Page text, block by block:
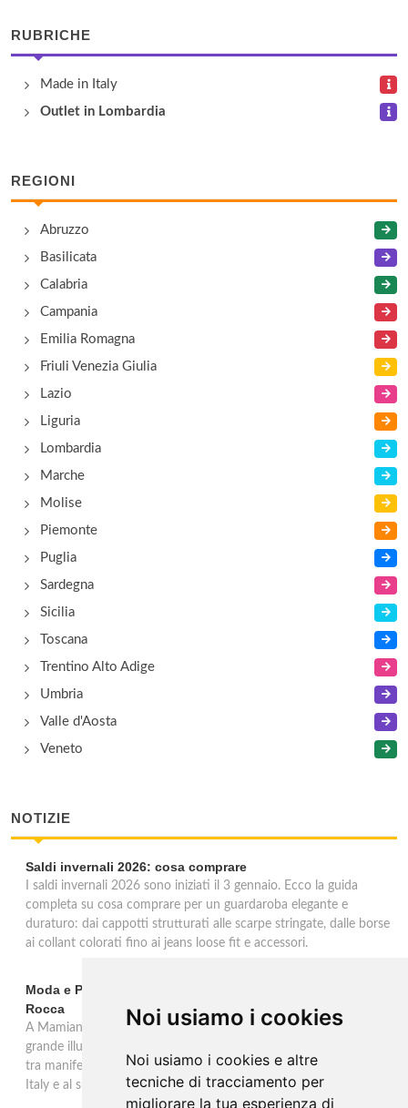
Noi usiamo i cookies
Noi usiamo i cookies e altre
tecniche di tracciamento per
migliorare la tua esperienza di
RUBRICHE
Made in Italy
Outlet in Lombardia
REGIONI
Abruzzo
Basilicata
Calabria
Campania
Emilia Romagna
Friuli Venezia Giulia
Lazio
Liguria
Lombardia
Marche
Molise
Piemonte
Puglia
Sardegna
Sicilia
Toscana
Trentino Alto Adige
Umbria
Valle d'Aosta
Veneto
NOTIZIE
Saldi invernali 2026: cosa comprare
I saldi invernali 2026 sono iniziati il 3 gennaio. Ecco la guida
completa su cosa comprare per un guardaroba elegante e
duraturo: dai cappotti strutturati alle scarpe stringate, dalle borse
ai collant colorati fino ai jeans loose fit e accessori.
Moda e Pubblicità 1950-2000 alla Fondazione Magnani-
Rocca
A Mamiano di Traversetolo la mostra ripercorre l'eredità della
grande illustrazione di moda e della pubblicità in Italia 1950-2000,
tra manifesti, schizzi e icone che hanno dato forma al Made in
Italy e al suo immaginario visivo.